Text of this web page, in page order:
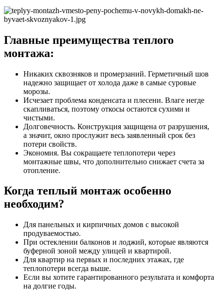
Главные преимущества теплого
монтажа:
Никаких сквозняков и промерзаний. Герметичный шов
надежно защищает от холода даже в самые суровые
морозы.
Исчезает проблема конденсата и плесени. Влаге негде
скапливаться, поэтому откосы остаются сухими и
чистыми.
Долговечность. Конструкция защищена от разрушения,
а значит, окно прослужит весь заявленный срок без
потери свойств.
Экономия. Вы сокращаете теплопотери через
монтажные швы, что дополнительно снижает счета за
отопление.
Когда теплый монтаж особенно
необходим?
Для панельных и кирпичных домов с высокой
продуваемостью.
При остеклении балконов и лоджий, которые являются
буферной зоной между улицей и квартирой.
Для квартир на первых и последних этажах, где
теплопотери всегда выше.
Если вы хотите гарантированного результата и комфорта
на долгие годы.